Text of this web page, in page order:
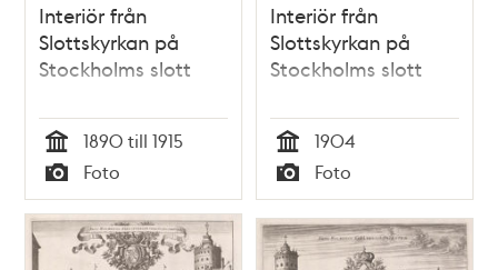
Interiör från
Slottskyrkan på
Stockholms slott
Tid
1890 till 1915
Typ
Foto
Interiör från
Slottskyrkan på
Stockholms slott
Tid
1904
Typ
Foto